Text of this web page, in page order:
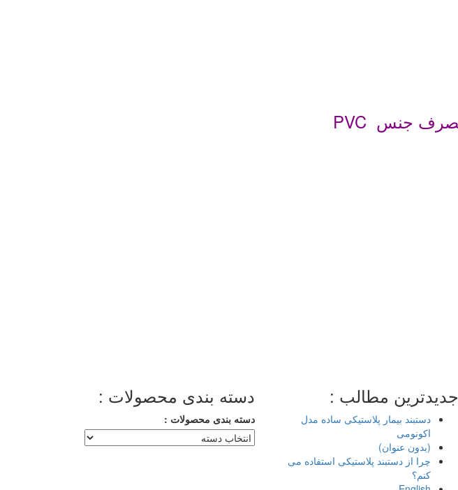
دسته بندی محصولات :
دسته بندی محصولات :
جدیدترین مطالب :
دستبند بیمار پلاستیکی ساده مدل
اکونومی
(بدون عنوان)
چرا از دستبند پلاستیکی استفاده می
کنم؟